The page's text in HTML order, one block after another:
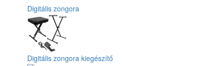
Digitális zongora
Digitális zongora kiegészítő